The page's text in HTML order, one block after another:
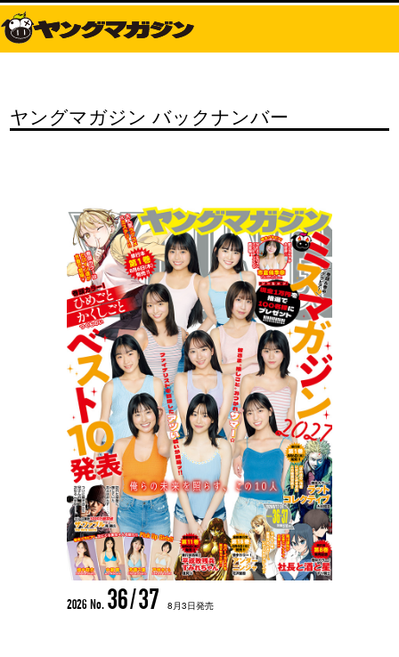
ヤングマガジン バックナンバー
2026 No. 36/37 8月3日発売